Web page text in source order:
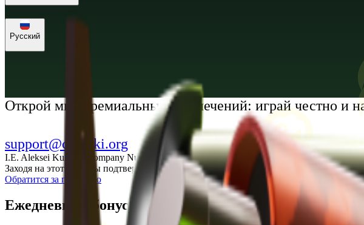
Русский
Открой мир премиальных развлечений: играй честно и
support@cs-wiki.org
I.E. Aleksei Kurtkin, Company Number 300464601, Georgia, City Batumi, Zhiuli Shartava
Заходя на этот сайт, вы подтверждаете, что вам исполнилось 18 лет. Проблемы с
Обратится за помощью
Ежедневные бонусы